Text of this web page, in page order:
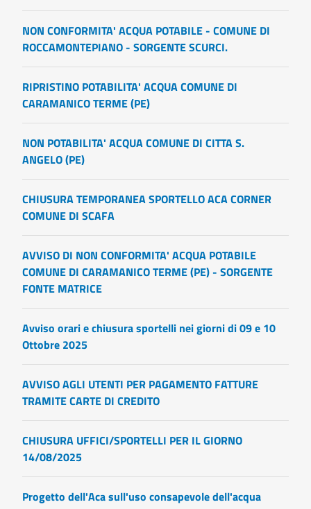
NON CONFORMITA' ACQUA POTABILE - COMUNE DI
ROCCAMONTEPIANO - SORGENTE SCURCI.
RIPRISTINO POTABILITA' ACQUA COMUNE DI
CARAMANICO TERME (PE)
NON POTABILITA' ACQUA COMUNE DI CITTA S.
ANGELO (PE)
CHIUSURA TEMPORANEA SPORTELLO ACA CORNER
COMUNE DI SCAFA
AVVISO DI NON CONFORMITA' ACQUA POTABILE
COMUNE DI CARAMANICO TERME (PE) - SORGENTE
FONTE MATRICE
Avviso orari e chiusura sportelli nei giorni di 09 e 10
Ottobre 2025
AVVISO AGLI UTENTI PER PAGAMENTO FATTURE
TRAMITE CARTE DI CREDITO
CHIUSURA UFFICI/SPORTELLI PER IL GIORNO
14/08/2025
Progetto dell'Aca sull'uso consapevole dell'acqua